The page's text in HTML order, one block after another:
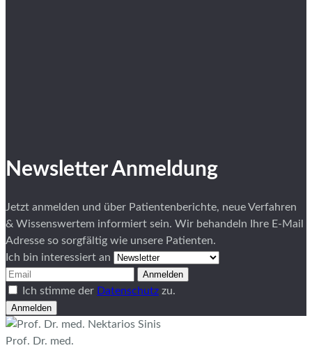
Newsletter Anmeldung
Jetzt anmelden und über Patientenberichte, neue Verfahren
& Wissenswertem informiert sein. Wir behandeln Ihre E-Mail
Adresse so sorgfältig wie unsere Patienten.
Ich bin interessiert an
Anmelden
Ich stimme der Datenschutz zu.
Anmelden
Prof. Dr. med.